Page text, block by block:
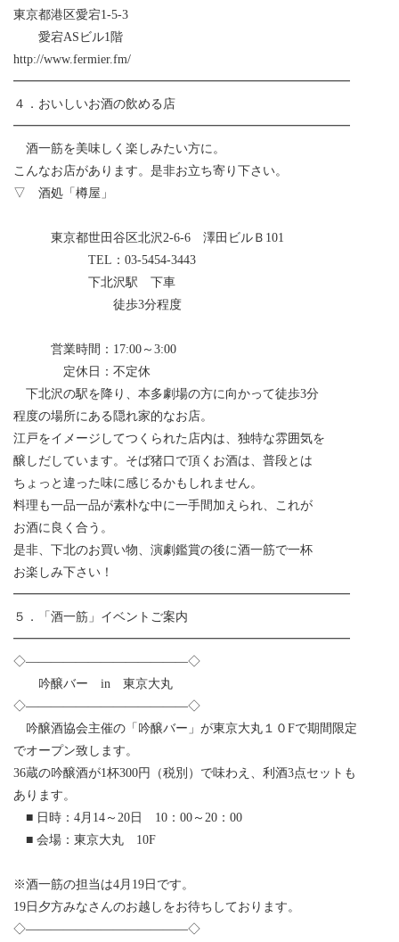
東京都港区愛宕1-5-3
愛宕ASビル1階
http://www.fermier.fm/
━━━━━━━━━━━━━━━━━━━━━━━━━━━
４．おいしいお酒の飲める店
━━━━━━━━━━━━━━━━━━━━━━━━━━━
酒一筋を美味しく楽しみたい方に。
こんなお店があります。是非お立ち寄り下さい。
▽ 酒処「樽屋」
東京都世田谷区北沢2-6-6 澤田ビルＢ101
TEL：03-5454-3443
下北沢駅 下車
徒歩3分程度
営業時間：17:00～3:00
定休日：不定休
下北沢の駅を降り、本多劇場の方に向かって徒歩3分
程度の場所にある隠れ家的なお店。
江戸をイメージしてつくられた店内は、独特な雰囲気を
醸しだしています。そば猪口で頂くお酒は、普段とは
ちょっと違った味に感じるかもしれません。
料理も一品一品が素朴な中に一手間加えられ、これが
お酒に良く合う。
是非、下北のお買い物、演劇鑑賞の後に酒一筋で一杯
お楽しみ下さい！
━━━━━━━━━━━━━━━━━━━━━━━━━━━
５．「酒一筋」イベントご案内
━━━━━━━━━━━━━━━━━━━━━━━━━━━
◇—————————————◇
吟醸バー in 東京大丸
◇—————————————◇
吟醸酒協会主催の「吟醸バー」が東京大丸１０Fで期間限定
でオープン致します。
36蔵の吟醸酒が1杯300円（税別）で味わえ、利酒3点セットも
あります。
■ 日時：4月14～20日 10：00～20：00
■ 会場：東京大丸 10F
※酒一筋の担当は4月19日です。
19日夕方みなさんのお越しをお待ちしております。
◇—————————————◇